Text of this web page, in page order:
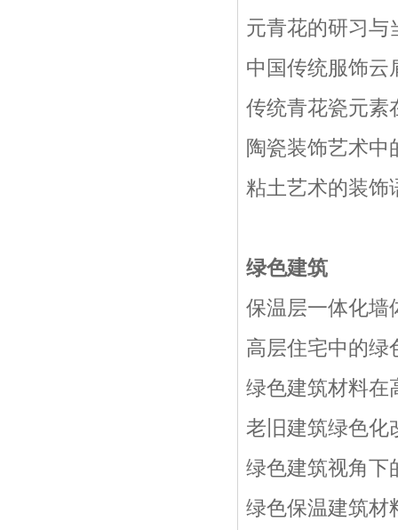
元青花的研习与
中国传统服饰云
传统青花瓷元素
陶瓷装饰艺术中
粘土艺术的装饰
绿色建筑
保温层一体化墙
高层住宅中的绿
绿色建筑材料在
老旧建筑绿色化
绿色建筑视角下
绿色保温建筑材